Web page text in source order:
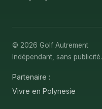
© 2026 Golf Autrement
Indépendant, sans publicité.
Partenaire :
Vivre en Polynesie